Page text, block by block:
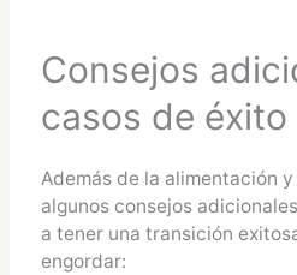
Consejos
casos de éxito
Además de la alimentación
algunos consejos
a tener una transición
engordar: